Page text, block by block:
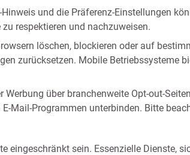
Hinweis und die Präferenz-Einstellungen
respektieren und nachzuweisen.
löschen, blockieren oder auf
zurücksetzen. Mobile Betriebssysteme
über branchenweite Opt-out-
Mail-Programmen unterbinden. Bitte
eingeschränkt sein. Essenzielle Dienste,